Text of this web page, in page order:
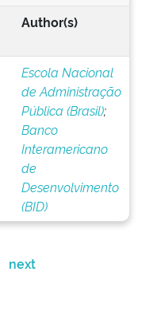
Author(s)
Escola Nacional
de Administração
Pública (Brasil);
Banco
Interamericano
de
Desenvolvimento
(BID)
next